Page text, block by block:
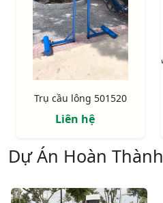
Trụ cầu lông 501520
Liên hệ
Dự Án Hoàn Thành